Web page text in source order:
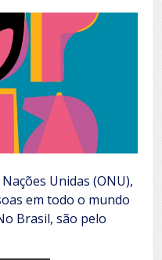
Unidas (ONU),
em todo o mundo
Brasil, são pelo